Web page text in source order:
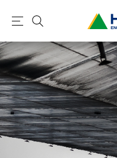
현
건
설
(
H
Y
U
N
메
뉴
검
색